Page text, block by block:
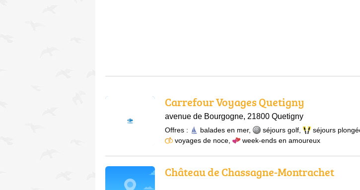
Carrefour Voyages Quetigny
avenue de Bourgogne, 21800 Quetigny
Offres : balades en mer, séjours golf séjours
voyages de noce
week-ends en amoureux
Château de Chassagne-Montrachet